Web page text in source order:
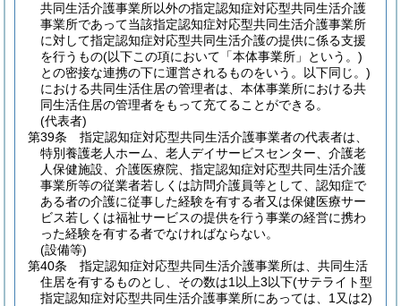
共同生活介護事業所以外の指定認知症対応型共同生活介護
事業所であって当該指定認知症対応型共同生活介護事業所
に対して指定認知症対応型共同生活介護の提供に係る支援
を行うもの(以下この項において「本体事業所」という。)
との密接な連携の下に運営されるものをいう。以下同じ。)
における共同生活住居の管理者は、本体事業所における共
同生活住居の管理者をもって充てることができる。
(代表者)
第39条
指定認知症対応型共同生活介護事業者の代表者は、
特別養護老人ホーム、老人デイサービスセンター、介護老
人保健施設、介護医療院、指定認知症対応型共同生活介護
事業所等の従業者若しくは訪問介護員等として、認知症で
ある者の介護に従事した経験を有する者又は保健医療サー
ビス若しくは福祉サービスの提供を行う事業の経営に携わ
った経験を有する者でなければならない。
(設備等)
第40条
指定認知症対応型共同生活介護事業所は、共同生活
住居を有するものとし、その数は1以上3以下(サテライト型
指定認知症対応型共同生活介護事業所にあっては、1又は2)